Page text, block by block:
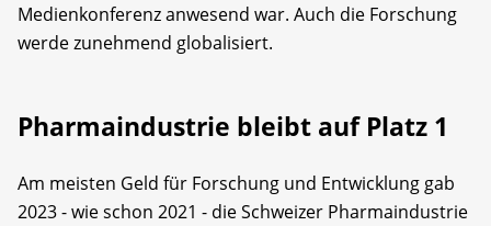
Medienkonferenz anwesend war. Auch die Forschung
werde zunehmend globalisiert.
Pharmaindustrie bleibt auf Platz 1
Am meisten Geld für Forschung und Entwicklung gab
2023 - wie schon 2021 - die Schweizer Pharmaindustrie